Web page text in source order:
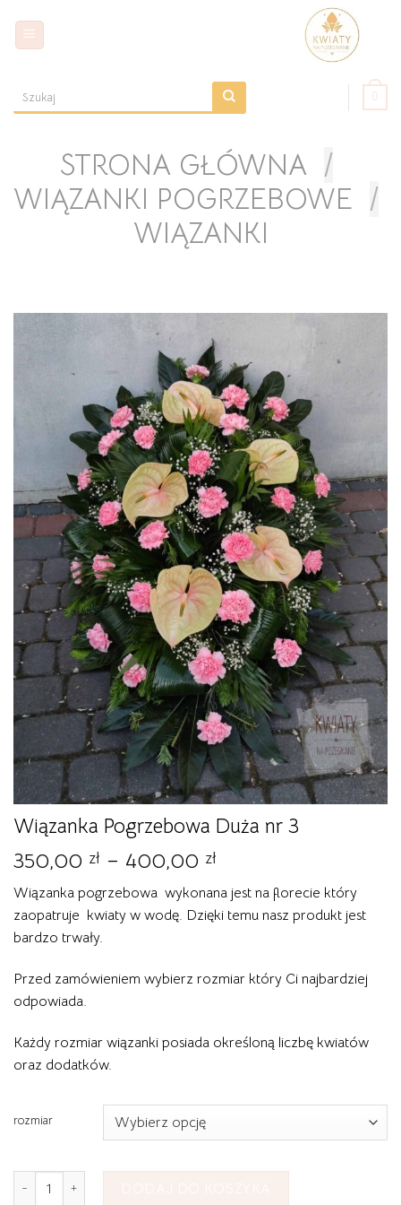
content
Szukaj:
0
STRONA GŁÓWNA /
WIĄZANKI POGRZEBOWE /
WIĄZANKI
Wiązanka Pogrzebowa Duża nr 3
350,00 zł – 400,00 zł
cen:
od
350,00 zł
400,00 zł
Wiązanka pogrzebowa wykonana jest na florecie który
zaopatruje kwiaty w wodę. Dzięki temu nasz produkt jest
bardzo trwały.
Przed zamówieniem wybierz rozmiar który Ci najbardziej
odpowiada.
Każdy rozmiar wiązanki posiada określoną liczbę kwiatów
oraz dodatków.
rozmiar
ilość Wiązanka Pogrzebowa Duża nr 3